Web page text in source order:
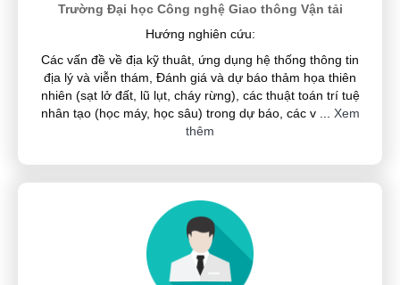
Trường Đại học Công nghệ Giao thông Vận tải
Hướng nghiên cứu:
Các vấn đề về địa kỹ thuât, ứng dụng hệ thống thông tin
địa lý và viễn thám, Đánh giá và dự báo thảm họa thiên
nhiên (sạt lở đất, lũ lụt, cháy rừng), các thuật toán trí tuệ
nhân tạo (học máy, học sâu) trong dự báo, các v
Xem
thêm